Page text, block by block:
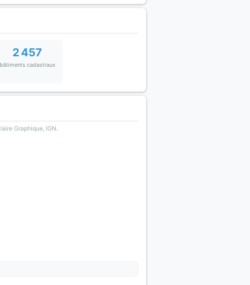
2 457
bâtiments cadastraux
Graphique, IGN.